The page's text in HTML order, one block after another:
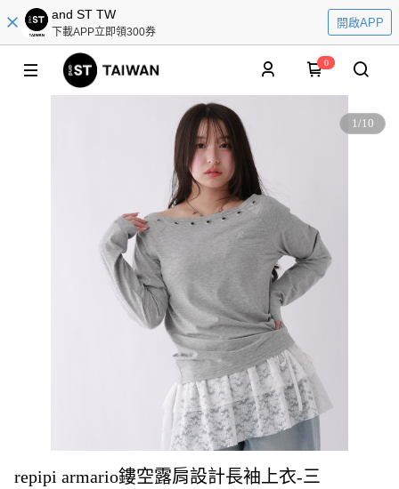
and ST TW
下載APP立即領300券
開啟APP
0
1/10
repipi armario鏤空露肩設計長袖上衣-三